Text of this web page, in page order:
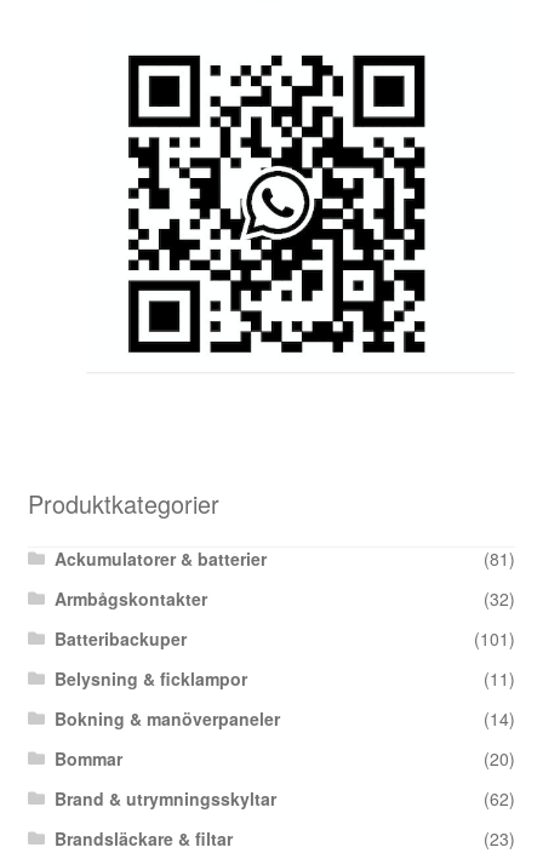
Produktkategorier
Ackumulatorer & batterier
(81)
Armbågskontakter
(32)
Batteribackuper
(101)
Belysning & ficklampor
(11)
Bokning & manöverpaneler
(14)
Bommar
(20)
Brand & utrymningsskyltar
(62)
Brandsläckare & filtar
(23)